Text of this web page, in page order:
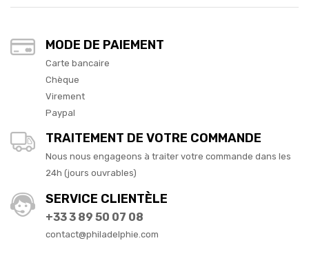
MODE DE PAIEMENT
Carte bancaire
Chèque
Virement
Paypal
TRAITEMENT DE VOTRE COMMANDE
Nous nous engageons à traiter votre commande dans les
24h (jours ouvrables)
SERVICE CLIENTÈLE
+33 3 89 50 07 08
contact@philadelphie.com